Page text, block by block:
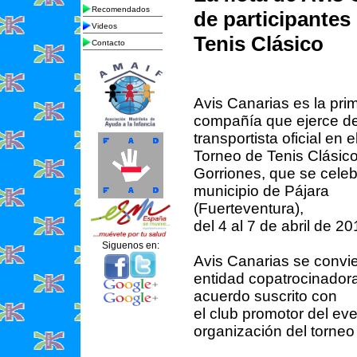
Recomendados
Videos
Contacto
Siguenos en:
de participantes
Tenis Clásico
Avis Canarias es la
compañía que ejerce
transportista oficial en
Torneo de Tenis
Gorriones, que se
municipio de Pájara
(Fuerteventura),
del 4 al 7 de abril de
Avis Canarias se
entidad
acuerdo suscrito con
el club promotor del
organización del